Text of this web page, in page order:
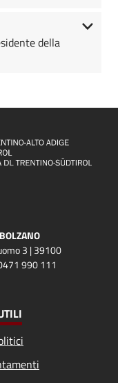
della
3 | 39100
990 111